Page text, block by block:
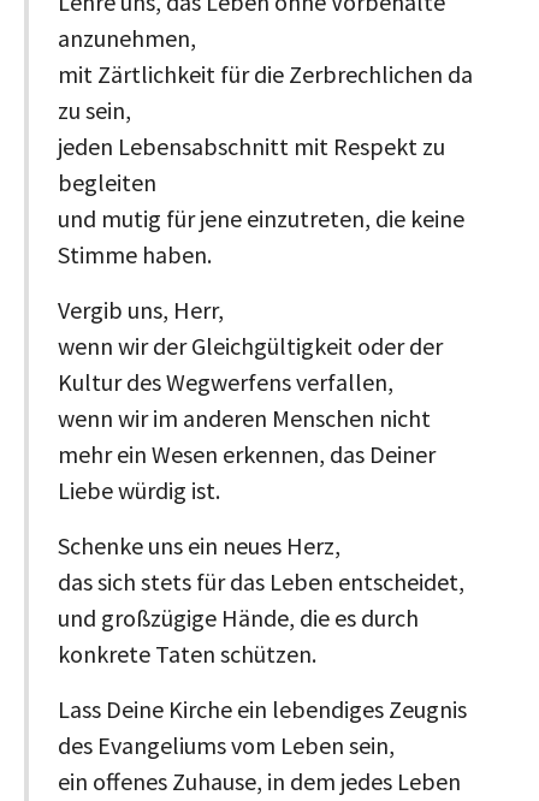
anzunehmen,
mit Zärtlichkeit für die Zerbrechlichen da
zu sein,
jeden Lebensabschnitt mit Respekt zu
begleiten
und mutig für jene einzutreten, die keine
Stimme haben.
Vergib uns, Herr,
wenn wir der Gleichgültigkeit oder der
Kultur des Wegwerfens verfallen,
wenn wir im anderen Menschen nicht
mehr ein Wesen erkennen, das Deiner
Liebe würdig ist.
Schenke uns ein neues Herz,
das sich stets für das Leben entscheidet,
und großzügige Hände, die es durch
konkrete Taten schützen.
Lass Deine Kirche ein lebendiges Zeugnis
des Evangeliums vom Leben sein,
ein offenes Zuhause, in dem jedes Leben